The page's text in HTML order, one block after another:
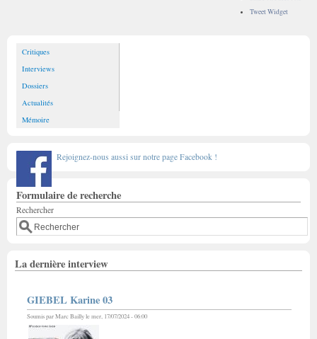
Tweet Widget
Critiques
Interviews
Dossiers
Actualités
Mémoire
Rejoignez-nous aussi sur notre page Facebook !
Formulaire de recherche
Rechercher
La dernière interview
GIEBEL Karine 03
Soumis parMarc Baillyle mer, 17/07/2024 - 06:00